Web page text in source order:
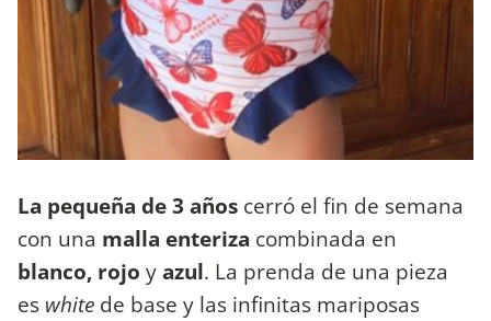
La pequeña de 3 años cerró el fin de semana
con una malla enteriza combinada en
blanco, rojo yazul. La prenda de una pieza
es white de base y las infinitas mariposas